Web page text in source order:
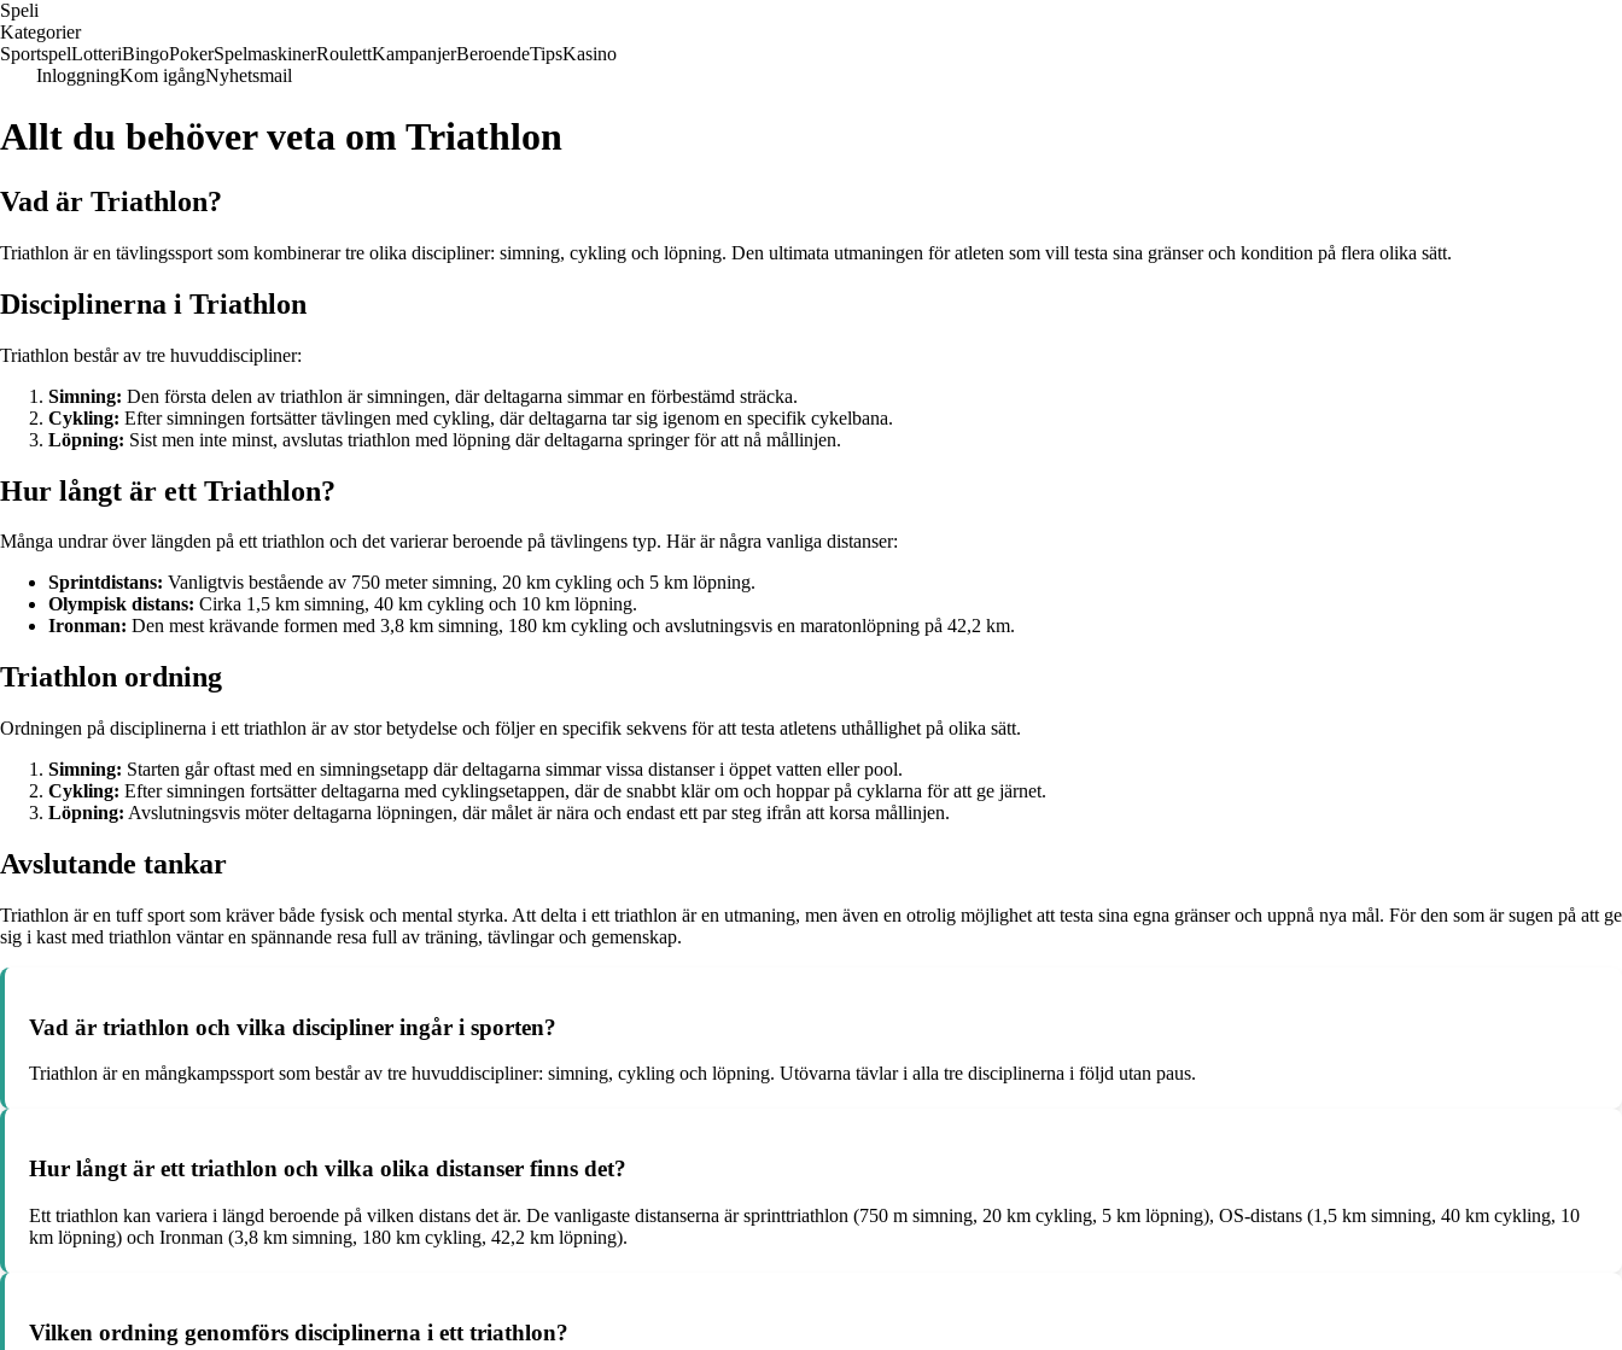
Speli
Kategorier
SportspelLotteriBingoPokerSpelmaskinerRoulettKampanjerBeroendeTipsKasino
InloggningKom igångNyhetsmail
Allt du behöver veta om Triathlon
Vad är Triathlon?
Triathlon är en tävlingssport som kombinerar tre olika discipliner: simning, cykling och löpning. Den ultimata utmaningen för atleten som vill testa sina gränser och kondition på flera olika sätt.
Disciplinerna i Triathlon
Triathlon består av tre huvuddiscipliner:
Simning: Den första delen av triathlon är simningen, där deltagarna simmar en förbestämd sträcka.
Cykling: Efter simningen fortsätter tävlingen med cykling, där deltagarna tar sig igenom en specifik cykelbana.
Löpning: Sist men inte minst, avslutas triathlon med löpning där deltagarna springer för att nå mållinjen.
Hur långt är ett Triathlon?
Många undrar över längden på ett triathlon och det varierar beroende på tävlingens typ. Här är några vanliga distanser:
Sprintdistans: Vanligtvis bestående av 750 meter simning, 20 km cykling och 5 km löpning.
Olympisk distans: Cirka 1,5 km simning, 40 km cykling och 10 km löpning.
Ironman: Den mest krävande formen med 3,8 km simning, 180 km cykling och avslutningsvis en maratonlöpning på 42,2 km.
Triathlon ordning
Ordningen på disciplinerna i ett triathlon är av stor betydelse och följer en specifik sekvens för att testa atletens uthållighet på olika sätt.
Simning: Starten går oftast med en simningsetapp där deltagarna simmar vissa distanser i öppet vatten eller pool.
Cykling: Efter simningen fortsätter deltagarna med cyklingsetappen, där de snabbt klär om och hoppar på cyklarna för att ge järnet.
Löpning: Avslutningsvis möter deltagarna löpningen, där målet är nära och endast ett par steg ifrån att korsa mållinjen.
Avslutande tankar
Triathlon är en tuff sport som kräver både fysisk och mental styrka. Att delta i ett triathlon är en utmaning, men även en otrolig möjlighet att testa sina egna gränser och uppnå nya mål. För den som är sugen på att ge
sig i kast med triathlon väntar en spännande resa full av träning, tävlingar och gemenskap.
Vad är triathlon och vilka discipliner ingår i sporten?
Triathlon är en mångkampssport som består av tre huvuddiscipliner: simning, cykling och löpning. Utövarna tävlar i alla tre disciplinerna i följd utan paus.
Hur långt är ett triathlon och vilka olika distanser finns det?
Ett triathlon kan variera i längd beroende på vilken distans det är. De vanligaste distanserna är sprinttriathlon (750 m simning, 20 km cykling, 5 km löpning), OS-distans (1,5 km simning, 40 km cykling, 10
km löpning) och Ironman (3,8 km simning, 180 km cykling, 42,2 km löpning).
Vilken ordning genomförs disciplinerna i ett triathlon?